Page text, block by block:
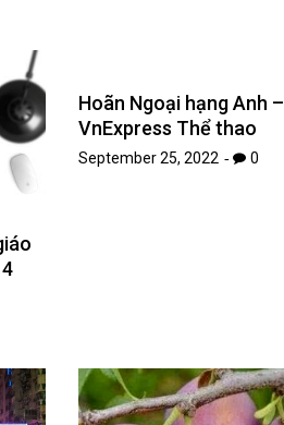
Hoãn Ngoại hạng Anh –
VnExpress Thể thao
September 25, 2022 0